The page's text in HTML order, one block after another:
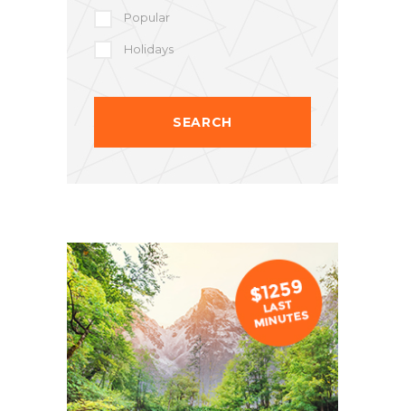
Popular
Holidays